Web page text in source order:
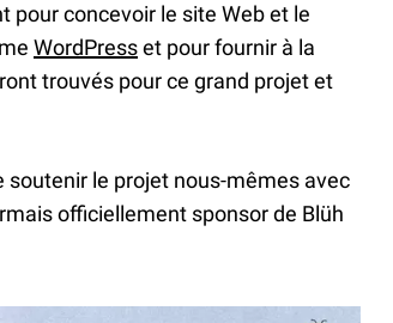
concevoir le site Web et le
WordPresset pour fournir à la
trouvés pour ce grand projet et
le projet nous-mêmes avec
officiellement sponsor de Blüh